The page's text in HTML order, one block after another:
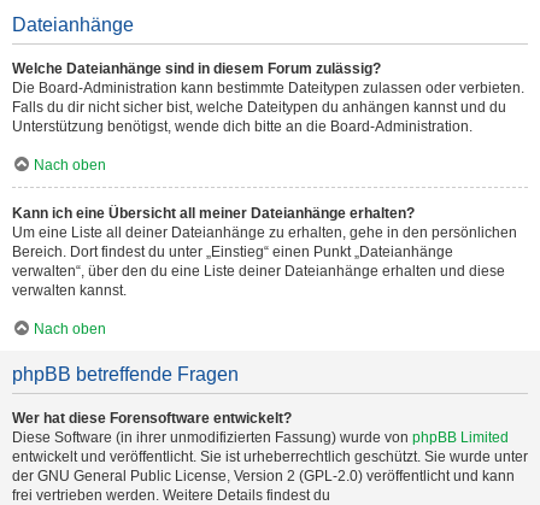
Dateianhänge
Welche Dateianhänge sind in diesem Forum zulässig?
Die Board-Administration kann bestimmte Dateitypen zulassen oder verbieten.
Falls du dir nicht sicher bist, welche Dateitypen du anhängen kannst und du
Unterstützung benötigst, wende dich bitte an die Board-Administration.
Nach oben
Kann ich eine Übersicht all meiner Dateianhänge erhalten?
Um eine Liste all deiner Dateianhänge zu erhalten, gehe in den persönlichen
Bereich. Dort findest du unter „Einstieg“ einen Punkt „Dateianhänge
verwalten“, über den du eine Liste deiner Dateianhänge erhalten und diese
verwalten kannst.
Nach oben
phpBB betreffende Fragen
Wer hat diese Forensoftware entwickelt?
Diese Software (in ihrer unmodifizierten Fassung) wurde von phpBB Limited
entwickelt und veröffentlicht. Sie ist urheberrechtlich geschützt. Sie wurde unter
der GNU General Public License, Version 2 (GPL-2.0) veröffentlicht und kann
frei vertrieben werden. Weitere Details findest du